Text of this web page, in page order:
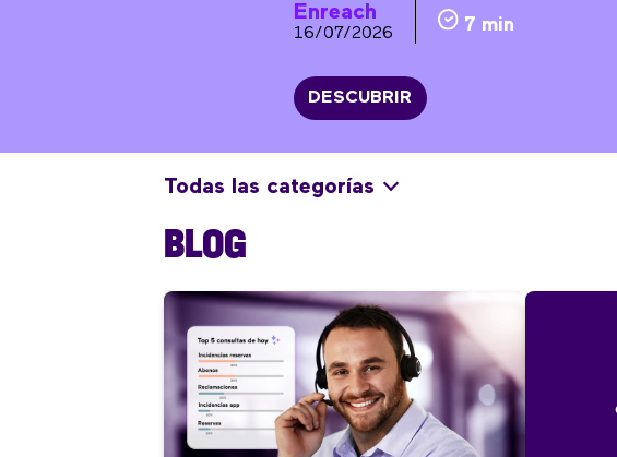
Enreach
16/07/2026 7 min
DESCUBRIR
Todas las categorías
BLOG